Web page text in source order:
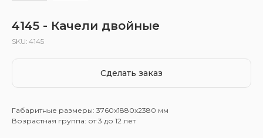
4145 - Качели двойные
SKU: 4145
Сделать заказ
Габаритные размеры: 3760x1880x2380 мм
Возрастная группа: от 3 до 12 лет